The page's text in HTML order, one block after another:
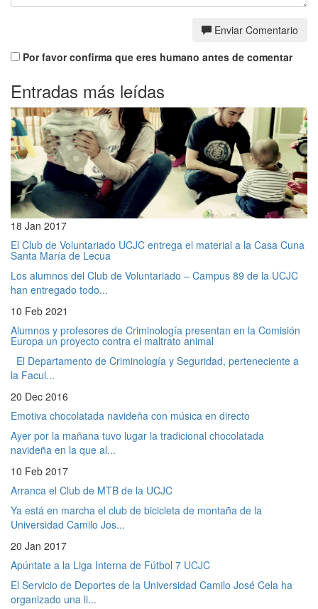
Enviar Comentario
Por favor confirma que eres humano antes de comentar
Entradas más leídas
18 Jan 2017
El Club de Voluntariado UCJC entrega el material a la Casa Cuna
Santa María de Lecua
Los alumnos del Club de Voluntariado – Campus 89 de la UCJC
han entregado todo...
10 Feb 2021
Alumnos y profesores de Criminología presentan en la Comisión
Europa un proyecto contra el maltrato animal
El Departamento de Criminología y Seguridad, perteneciente a
la Facul...
20 Dec 2016
Emotiva chocolatada navideña con música en directo
Ayer por la mañana tuvo lugar la tradicional chocolatada
navideña en la que al...
10 Feb 2017
Arranca el Club de MTB de la UCJC
Ya está en marcha el club de bicicleta de montaña de la
Universidad Camilo Jos...
20 Jan 2017
Apúntate a la Liga Interna de Fútbol 7 UCJC
El Servicio de Deportes de la Universidad Camilo José Cela ha
organizado una li...